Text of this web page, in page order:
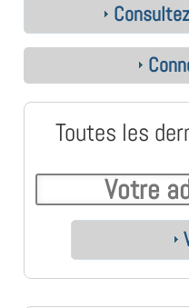
Toutes les